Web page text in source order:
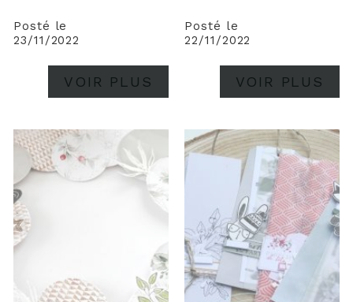
de ne pas s'offrir de
cadeaux entre adultes.
avec une photo de leurs
Posté le
23/11/2022
VOIR PLUS
Posté le
22/11/2022
VOIR PLUS